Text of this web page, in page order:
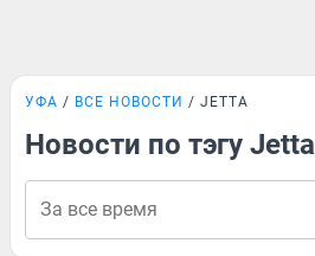
УФА ВСЕ НОВОСТИ JETTA
Новости по тэгу Jetta